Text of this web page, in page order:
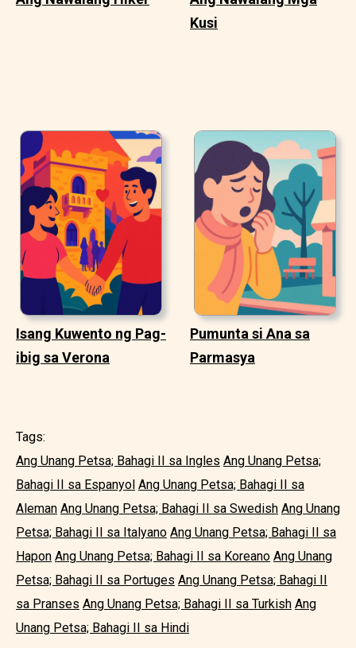
Kusi
Isang Kuwento ng Pag-
ibig sa Verona
Pumunta si Ana sa
Parmasya
Tags:
Ang Unang Petsa; Bahagi II sa Ingles Ang Unang Petsa;
Bahagi II sa Espanyol Ang Unang Petsa; Bahagi II sa
Aleman Ang Unang Petsa; Bahagi II sa Swedish Ang Unang
Petsa; Bahagi II sa Italyano Ang Unang Petsa; Bahagi II sa
Hapon Ang Unang Petsa; Bahagi II sa Koreano Ang Unang
Petsa; Bahagi II sa Portuges Ang Unang Petsa; Bahagi II
sa Pranses Ang Unang Petsa; Bahagi II sa Turkish Ang
Unang Petsa; Bahagi II sa Hindi